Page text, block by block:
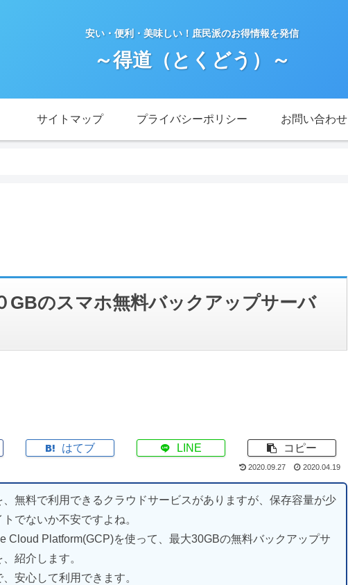
安い・便利・美味しい！庶民派のお得情報を発信
～得道（とくどう）～
サイトマップ プライバシーポリシー お問い合わせ
GBのスマホ無料バックアップサーバ
はてブ LINE コピー
2020.09.27 2020.04.19
無料で利用できるクラウドサービスがありますが、保存容量が少
でないか不安ですよね。
Cloud Platform(GCP)を使って、最大30GBの無料バックアップサ
紹介します。
安心して利用できます。